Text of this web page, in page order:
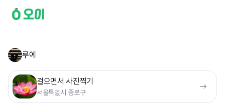
루에
걸으면서 사진찍기
서울특별시 종로구